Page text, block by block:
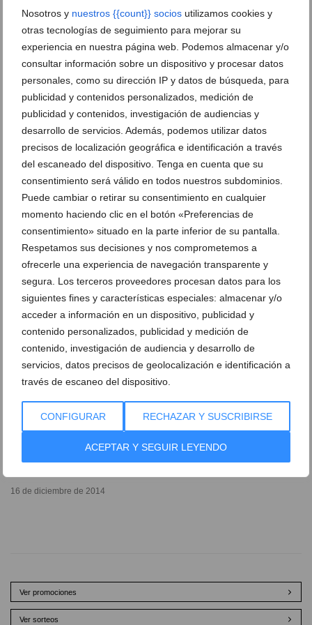
Nosotros y nuestros {{count}} socios utilizamos cookies y
otras tecnologías de seguimiento para mejorar su
experiencia en nuestra página web. Podemos almacenar y/o
consultar información sobre un dispositivo y procesar datos
personales, como su dirección IP y datos de búsqueda, para
publicidad y contenidos personalizados, medición de
publicidad y contenidos, investigación de audiencias y
desarrollo de servicios. Además, podemos utilizar datos
precisos de localización geográfica e identificación a través
del escaneado del dispositivo. Tenga en cuenta que su
consentimiento será válido en todos nuestros subdominios.
Puede cambiar o retirar su consentimiento en cualquier
momento haciendo clic en el botón «Preferencias de
consentimiento» situado en la parte inferior de su pantalla.
Respetamos sus decisiones y nos comprometemos a
ofrecerle una experiencia de navegación transparente y
segura. Los terceros proveedores procesan datos para los
siguientes fines y características especiales: almacenar y/o
acceder a información en un dispositivo, publicidad y
contenido personalizados, publicidad y medición de
contenido, investigación de audiencia y desarrollo de
servicios, datos precisos de geolocalización e identificación a
través de escaneo del dispositivo.
CONFIGURAR RECHAZAR Y SUSCRIBIRSE
ACEPTAR Y SEGUIR LEYENDO
¿Conoces las chimeneas de bioetanol?
09 de octubre de 2015
31 de marzo de 2015
16 de diciembre de 2014
Ver promociones
Ver sorteos